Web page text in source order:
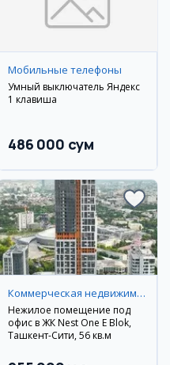
Мобильные телефоны
Умный выключатель Яндекс
1 клавиша
486 000 сум
Коммерческая недвижимость
Нежилое помещение под
офис в ЖК Nest One E Blok,
Ташкент-Сити, 56 кв.м